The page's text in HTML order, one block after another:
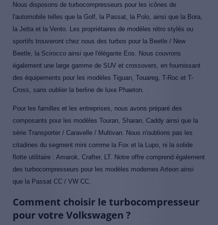
Nous disposons de turbocompresseurs pour les icônes de
l'automobile telles que la Golf, la Passat, la Polo, ainsi que la Bora,
la Jetta et la Vento. Les propriétaires de modèles rétro stylés ou
sportifs trouveront chez nous des turbos pour la Beetle / New
Beetle, la Scirocco ainsi que l'élégante Eos. Nous couvrons
également une large gamme de SUV et crossovers, en fournissant
des équipements pour les modèles Tiguan, Touareg, T-Roc et T-
Cross, sans oublier la berline de luxe Phaeton.
Pour les familles et les entreprises, nous avons préparé des
composants pour les modèles Touran, Sharan, Caddy ainsi que la
série Transporter / Caravelle / Multivan. Nous n'oublions pas les
citadines du segment mini comme la Fox et la Lupo, ni la solide
flotte utilitaire : Amarok, Crafter, LT. Notre offre comprend également
des turbocompresseurs pour les modèles modernes Arteon ainsi
que la Passat CC / VW CC.
Comment choisir le turbocompresseur
pour votre Volkswagen ?